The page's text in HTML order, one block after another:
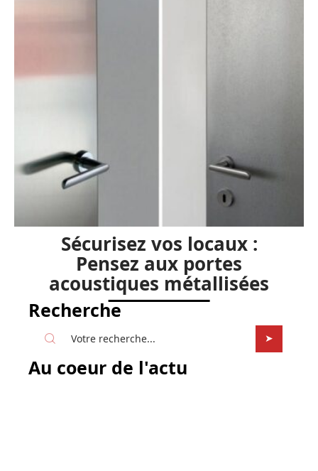
Sécurisez vos locaux :
Pensez aux portes
acoustiques métallisées
Recherche
Au coeur de l'actu